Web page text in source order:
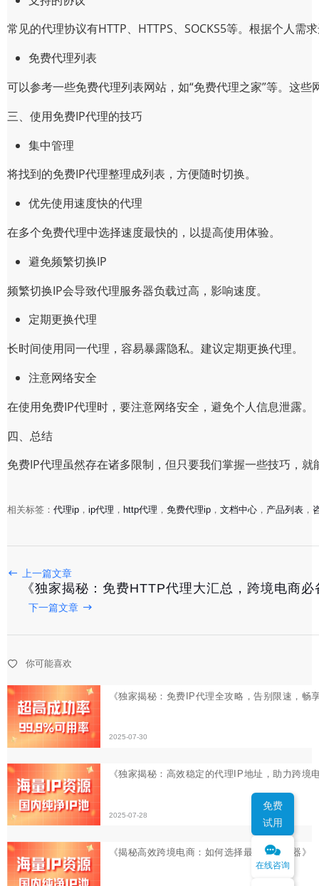
常见的代理协议有HTTP、HTTPS、SOCKS5等。根据个人需
免费代理列表
可以参考一些免费代理列表网站，如“免费代理之家”等。这
三、使用免费IP代理的技巧
集中管理
将找到的免费IP代理整理成列表，方便随时切换。
优先使用速度快的代理
在多个免费代理中选择速度最快的，以提高使用体验。
避免频繁切换IP
频繁切换IP会导致代理服务器负载过高，影响速度。
定期更换代理
长时间使用同一代理，容易暴露隐私。建议定期更换代理。
注意网络安全
在使用免费IP代理时，要注意网络安全，避免个人信息泄露。
四、总结
免费IP代理虽然存在诸多限制，但只要我们掌握一些技巧，
相关标签： 代理ip ， ip代理 ， http代理 ， 免费代理ip ， 文档中心 ， 产品列表 ，
上一篇文章
《独家揭秘：免费HTTP代理大汇总，跨境电商
下一篇文章
你可能喜欢
《独家揭秘：免费IP代理全攻略，告别限速，畅享高速网
2025-07-30
《揭秘高效跨境电商：如何选择最佳IP代理器》
免费
试用
在线咨询